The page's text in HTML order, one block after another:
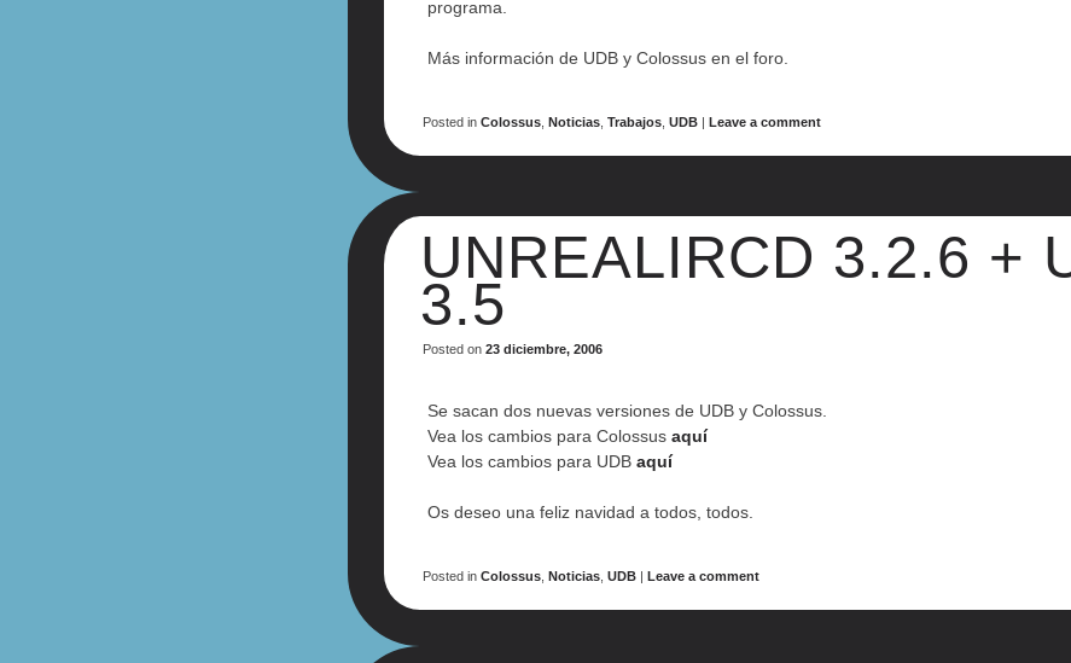
programa.
Más información de UDB y Colossus en el foro.
Posted inColossus ,Noticias ,Trabajos ,UDB |Leave a comment
UNREALIRCD 3.2.6 +
3.5
Posted on23 diciembre, 2006
Se sacan dos nuevas versiones de UDB y Colossus.
Vea los cambios para Colossusaquí
Vea los cambios para UDBaquí
Os deseo una feliz navidad a todos, todos.
Posted inColossus ,Noticias ,UDB |Leave a comment